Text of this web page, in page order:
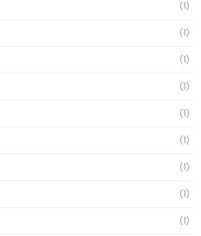
(1)
(1)
(1)
(1)
(1)
(1)
(1)
(1)
(1)